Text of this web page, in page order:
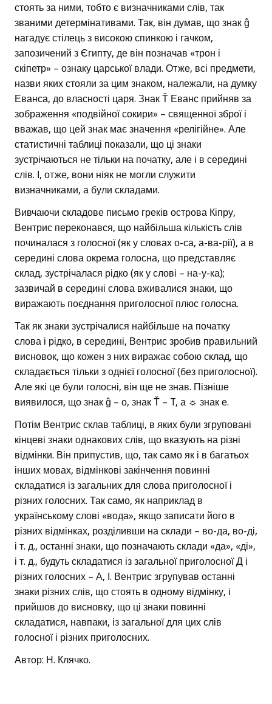
стоять за ними, тобто є визначниками слів, так
званими детермінативами. Так, він думав, що знак ĝ
нагадує стілець з високою спинкою і гачком,
запозичений з Єгипту, де він позначав «трон і
скіпетр» – ознаку царської влади. Отже, всі предмети,
назви яких стояли за цим знаком, належали, на думку
Еванса, до власності царя. Знак Ť Еванс прийняв за
зображення «подвійної сокири» – священної зброї і
вважав, що цей знак має значення «релігійне». Але
статистичні таблиці показали, що ці знаки
зустрічаються не тільки на початку, але і в середині
слів. І, отже, вони ніяк не могли служити
визначниками, а були складами.
Вивчаючи складове письмо греків острова Кіпру,
Вентрис переконався, що найбільша кількість слів
починалася з голосної (як у словах о-са, а-ва-рії), а в
середині слова окрема голосна, що представляє
склад, зустрічалася рідко (як у слові – на-у-ка);
зазвичай в середині слова вживалися знаки, що
виражають поєднання приголосної плюс голосна.
Так як знаки зустрічалися найбільше на початку
слова і рідко, в середині, Вентрис зробив правильний
висновок, що кожен з них виражає собою склад, що
складається тільки з однієї голосної (без приголосної).
Але які це були голосні, він ще не знав. Пізніше
виявилося, що знак ĝ – о, знак Ť – T, а ☼ знак е.
Потім Вентрис склав таблиці, в яких були згруповані
кінцеві знаки однакових слів, що вказують на різні
відмінки. Він припустив, що, так само як і в багатьох
інших мовах, відмінкові закінчення повинні
складатися із загальних для слова приголосної і
різних голосних. Так само, як наприклад в
українському слові «вода», якщо записати його в
різних відмінках, розділивши на склади – во-да, во-ді,
і т. д., останні знаки, що позначають склади «да», «ді»,
і т. д., будуть складатися із загальної приголосної Д і
різних голосних – А, І. Вентрис згрупував останні
знаки різних слів, що стоять в одному відмінку, і
прийшов до висновку, що ці знаки повинні
складатися, навпаки, із загальної для цих слів
голосної і різних приголосних.
Автор: Н. Клячко.